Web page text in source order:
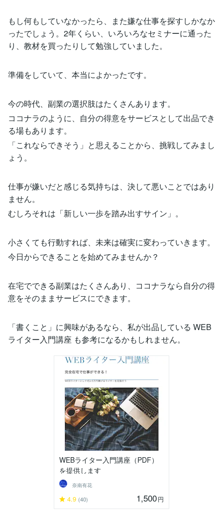
もし何もしていなかったら、また嫌な仕事を探すしかなか
ったでしょう。2年くらい、いろいろなセミナーに通った
り、教材を買ったりして勉強していました。
準備をしていて、本当によかったです。
今の時代、副業の選択肢はたくさんあります。
ココナラのように、自分の得意をサービスとして出品でき
る場もあります。
「これならできそう」と思えることから、挑戦してみまし
ょう。
仕事が嫌いだと感じる気持ちは、決して悪いことではあり
ません。
むしろそれは「新しい一歩を踏み出すサイン」。
小さくても行動すれば、未来は確実に変わっていきます。
今日からできることを始めてみませんか？
在宅でできる副業はたくさんあり、ココナラなら自分の得
意をそのままサービスにできます。
「書くこと」に興味があるなら、私が出品している WEB
ライター入門講座 も参考になるかもしれません。
WEBライター入門講座（PDF）
を提供します
奈南有花
4.9 (40) 1,500円